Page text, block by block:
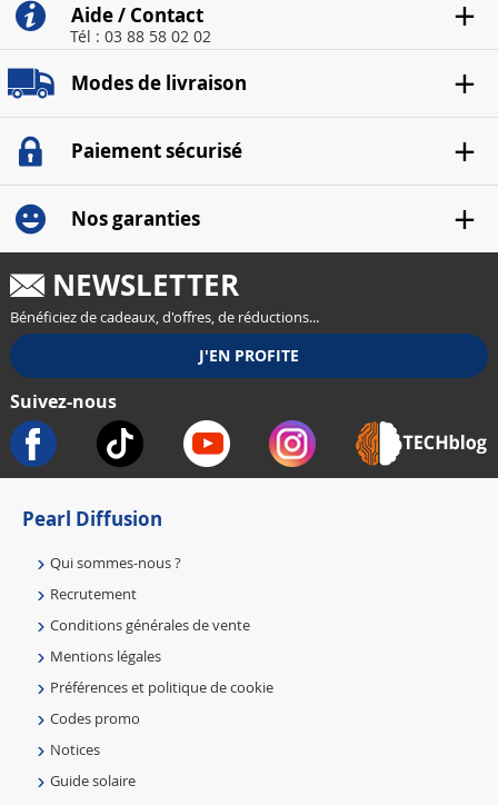
Aide / Contact
Tél : 03 88 58 02 02
Modes de livraison
Paiement sécurisé
Nos garanties
NEWSLETTER
Bénéficiez de cadeaux, d'offres, de réductions...
Suivez-nous
Pearl Diffusion
Qui sommes-nous ?
Recrutement
Conditions générales de vente
Mentions légales
Préférences et politique de cookie
Codes promo
Notices
Guide solaire